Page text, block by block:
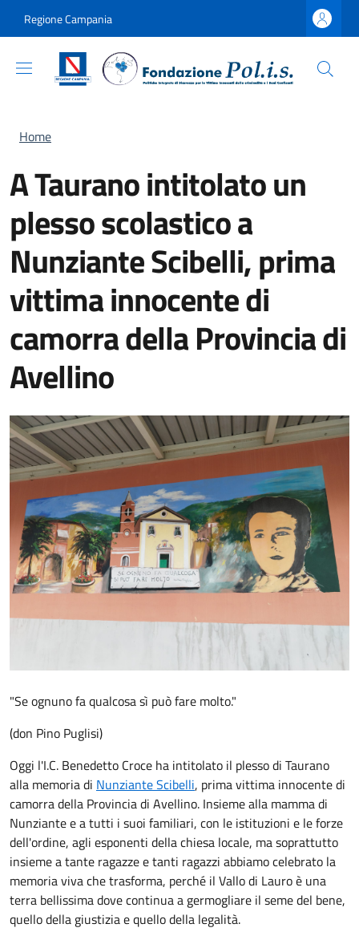
Regione Campania
Briciole di pane
Home
A Taurano intitolato un
plesso scolastico a
Nunziante Scibelli, prima
vittima innocente di
camorra della Provincia di
Avellino
"Se ognuno fa qualcosa sì può fare molto."
(don Pino Puglisi)
Oggi l'I.C. Benedetto Croce ha intitolato il plesso di Taurano
alla memoria di Nunziante Scibelli, prima vittima innocente di
camorra della Provincia di Avellino. Insieme alla mamma di
Nunziante e a tutti i suoi familiari, con le istituzioni e le forze
dell'ordine, agli esponenti della chiesa locale, ma soprattutto
insieme a tante ragazze e tanti ragazzi abbiamo celebrato la
memoria viva che trasforma, perché il Vallo di Lauro è una
terra bellissima dove continua a germogliare il seme del bene,
quello della giustizia e quello della legalità.